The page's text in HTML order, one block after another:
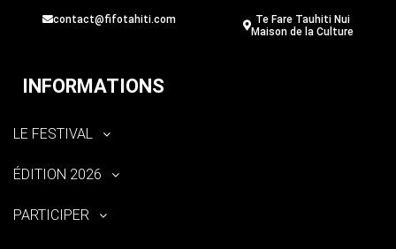
contact@fifotahiti.com
Te Fare Tauhiti Nui
Maison de la Culture
INFORMATIONS
LE FESTIVAL
ÉDITION 2026
PARTICIPER